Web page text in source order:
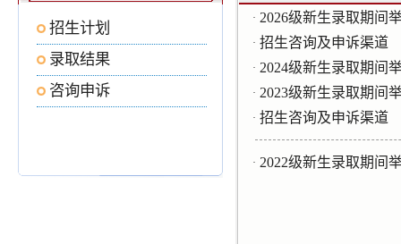
招生计划
录取结果
咨询申诉
· 2026级新生录取期间
· 招生咨询及申诉渠道
· 2024级新生录取期间
· 2023级新生录取期间
· 招生咨询及申诉渠道
· 2022级新生录取期间